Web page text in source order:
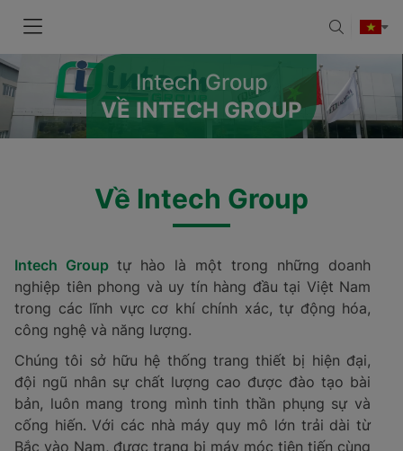
Intech Group
VỀ INTECH GROUP
Về Intech Group
Intech Group tự hào là một trong những doanh
nghiệp tiên phong và uy tín hàng đầu tại Việt Nam
trong các lĩnh vực cơ khí chính xác, tự động hóa,
công nghệ và năng lượng.
Chúng tôi sở hữu hệ thống trang thiết bị hiện đại,
đội ngũ nhân sự chất lượng cao được đào tạo bài
bản, luôn mang trong mình tinh thần phụng sự và
cống hiến. Với các nhà máy quy mô lớn trải dài từ
Bắc vào Nam, được trang bị máy móc tiên tiến cùng